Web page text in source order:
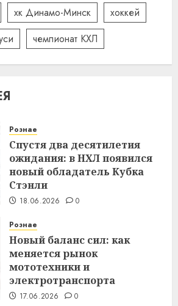
хк Динамо-Минск
хоккей
чемпионат КХЛ
Рознае
Спустя два десятилетия
ожидания: в НХЛ появился
новый обладатель Кубка
Стэнли
18.06.2026 0
Рознае
Новый баланс сил: как
меняется рынок
мототехники и
электротранспорта
17.06.2026 0